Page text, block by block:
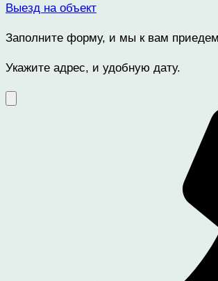
Выезд на объект
Заполните форму, и мы к вам
Укажите адрес, и удобную дату.